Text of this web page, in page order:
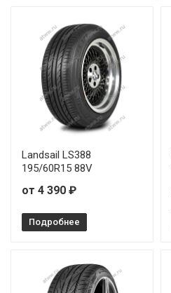
Landsail LS388
195/60R15 88V
от 4 390 ₽
Подробнее